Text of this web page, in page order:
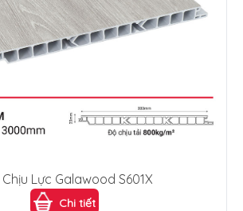
Lực Galawood S601X
Chi tiết